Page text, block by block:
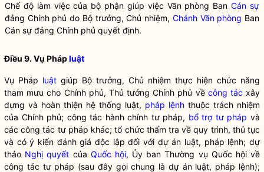
Chế độ làm việc của bộ phận giúp việc Văn phòng BanCán sự
đảng Chính phủ do Bộ trưởng, Chủ nhiệm, Chánh Văn phòng Ban
Cán sự đảng Chính phủ quyết định.
Điều 9. Vụ Phápluật
Vụ Pháp luật giúp Bộ trưởng, Chủ nhiệm thực hiện chức năng
tham mưu cho Chính phủ, Thủ tướng Chính phủ về công tác xây
dựng và hoàn thiện hệ thống luật, pháp lệnh thuộc trách nhiệm
của Chính phủ; công tác hành chính tư pháp, bổ trợ tư pháp và
cáccông tác tư pháp khác; tổ chức thẩm tra về quy trình, thủ tục
và có ý kiến đánh giá độc lập đối với dự án luật, pháp lệnh; dự
thảo Nghị quyết của Quốc hội, Ủy ban Thường vụ Quốc hộivề
công tác tư pháp (sau đây gọi chung là dự án luật, pháp lệnh);